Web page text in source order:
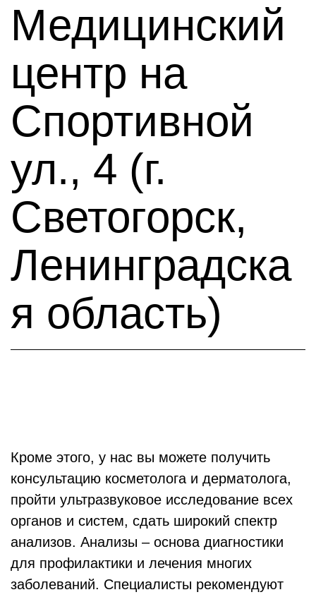
Медицинский
центр на
Спортивной
ул., 4 (г.
Светогорск,
Ленинградска
я область)
Кроме этого, у нас вы можете получить
консультацию косметолога и дерматолога,
пройти ультразвуковое исследование всех
органов и систем, сдать широкий спектр
анализов. Анализы – основа диагностики
для профилактики и лечения многих
заболеваний. Специалисты рекомендуют